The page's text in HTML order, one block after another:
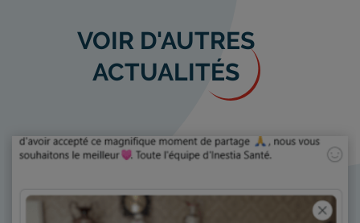
VOIR D'AUTRES
ACTUALITÉS